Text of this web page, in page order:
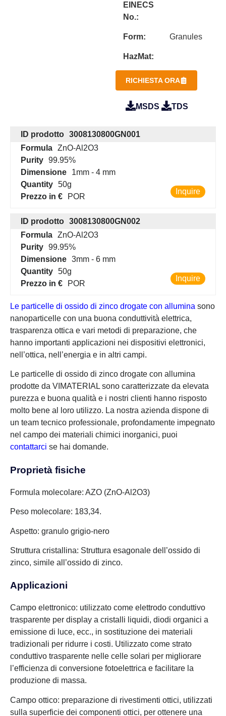
EINECS
No.:
Form: Granules
HazMat:
RICHIESTA ORA
MSDS TDS
ID prodotto 3008130800GN001
Formula ZnO-Al2O3
Purity 99.95%
Dimensione
1mm - 4 mm
Quantity 50g
Prezzo in €
POR
Inquire
ID prodotto 3008130800GN002
Formula ZnO-Al2O3
Purity 99.95%
Dimensione 3mm - 6 mm
Quantity 50g
Prezzo in €
POR
Inquire
Le particelle di ossido di zinco drogate con allumina sono
nanoparticelle con una buona conduttività elettrica,
trasparenza ottica e vari metodi di preparazione, che
hanno importanti applicazioni nei dispositivi elettronici,
nell’ottica, nell’energia e in altri campi.
Le particelle di ossido di zinco drogate con allumina
prodotte da VIMATERIAL sono caratterizzate da elevata
purezza e buona qualità e i nostri clienti hanno risposto
molto bene al loro utilizzo. La nostra azienda dispone di
un team tecnico professionale, profondamente impegnato
nel campo dei materiali chimici inorganici, puoi
contattarci se hai domande.
Proprietà fisiche
Formula molecolare: AZO (ZnO-Al2O3)
Peso molecolare: 183,34.
Aspetto: granulo grigio-nero
Struttura cristallina: Struttura esagonale dell’ossido di
zinco, simile all’ossido di zinco.
Applicazioni
Campo elettronico: utilizzato come elettrodo conduttivo
trasparente per display a cristalli liquidi, diodi organici a
emissione di luce, ecc., in sostituzione dei materiali
tradizionali per ridurre i costi. Utilizzato come strato
conduttivo trasparente nelle celle solari per migliorare
l’efficienza di conversione fotoelettrica e facilitare la
produzione di massa.
Campo ottico: preparazione di rivestimenti ottici, utilizzati
sulla superficie dei componenti ottici, per ottenere una